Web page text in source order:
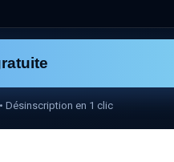
Désinscription en 1 clic